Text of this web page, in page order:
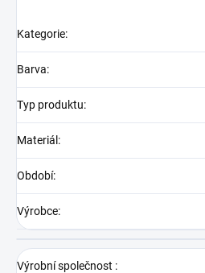
Kategorie:
Barva:
Typ produktu:
Materiál :
Období:
Výrobce:
Výrobní společnost :